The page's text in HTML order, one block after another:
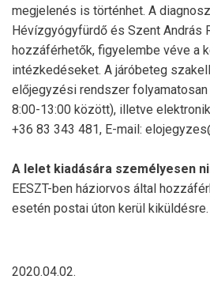
megjelenés is történhet. A
Hévízgyógyfürdő és Szent András
hozzáférhetők, figyelembe véve a
intézkedéseket. A járóbeteg
előjegyzési rendszer folyamatosan
8:00-13:00 között), illetve
+36 83 343 481, E-mail:
A lelet kiadására személyesen
EESZT-ben háziorvos által
esetén postai úton kerül kiküldésre.
2020.04.02.